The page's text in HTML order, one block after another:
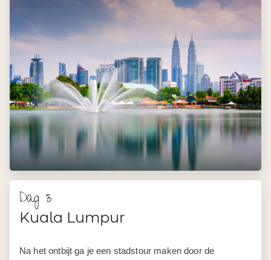
Dag 3
Kuala Lumpur
Na het ontbijt ga je een stadstour maken door de